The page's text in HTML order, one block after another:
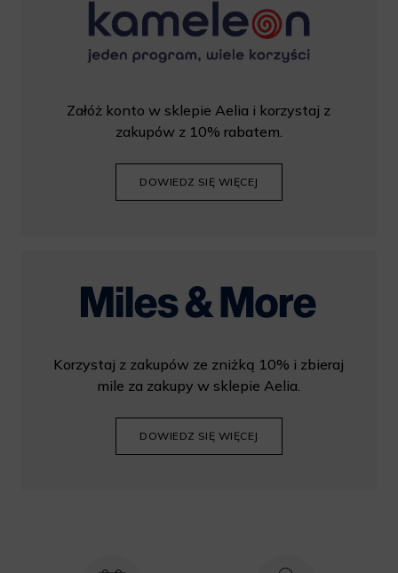
Załóż konto w sklepie Aelia i korzystaj z
zakupów z 10% rabatem.
DOWIEDZ SIĘ WIĘCEJ
Korzystaj z zakupów ze zniżką 10% i zbieraj
mile za zakupy w sklepie Aelia.
DOWIEDZ SIĘ WIĘCEJ